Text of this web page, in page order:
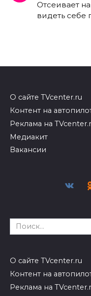
Отсеивает
видеть себе
О сайте TVcenter.ru
Контент на
Реклама на
Медиакит
Вакансии
Search
for:
О сайте TVcenter.ru
Контент на
Реклама на